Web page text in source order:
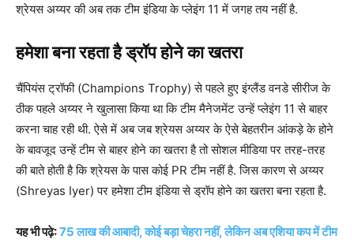
श्रेयस अय्यर की अब तक टीम इंडिया के प्लेइंग 11 में जगह तय नहीं है.
हमेशा बना रहता है ड्रॉप होने का खतरा
चैंपियंस ट्रॉफी (Champions Trophy) से पहले हुए इंग्लैंड वनडे सीरीज के
ठीक पहले अय्यर ने खुलासा किया था कि टीम मैनेजमेंट उन्हें प्लेइंग 11 से बाहर
करना चाह रही थी. ऐसे में अब जब श्रेयस अय्यर के ऐसे बेहतरीन आंकड़े के होने
के बावजूद उन्हें टीम से बाहर होने का खतरा है तो सोशल मीडिया पर तरह-तरह
की बाते होती है कि श्रेयस के पास कोई PR टीम नहीं है. जिस कारण से अय्यर
(Shreyas Iyer) पर हमेशा टीम इंडिया से ड्रॉप होने का खतरा बना रहता है.
यह भी पढ़े:75 लाख की आबादी, कोई बड़ा चेहरा नहीं, लेकिन अब एशिया कप में टीम